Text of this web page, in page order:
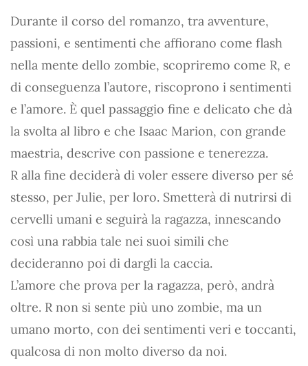
Durante il corso del romanzo, tra avventure,
passioni, e sentimenti che affiorano come flash
nella mente dello zombie, scopriremo come R, e
di conseguenza l’autore, riscoprono i sentimenti
e l’amore. È quel passaggio fine e delicato che dà
la svolta al libro e che Isaac Marion, con grande
maestria, descrive con passione e tenerezza.
R alla fine deciderà di voler essere diverso per sé
stesso, per Julie, per loro. Smetterà di nutrirsi di
cervelli umani e seguirà la ragazza, innescando
così una rabbia tale nei suoi simili che
decideranno poi di dargli la caccia.
L’amore che prova per la ragazza, però, andrà
oltre. R non si sente più uno zombie, ma un
umano morto, con dei sentimenti veri e toccanti,
qualcosa di non molto diverso da noi.